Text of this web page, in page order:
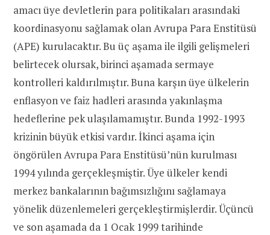
amacı üye devletlerin para politikaları arasındaki
koordinasyonu sağlamak olan Avrupa Para Enstitüsü
(APE) kurulacaktır. Bu üç aşama ile ilgili gelişmeleri
belirtecek olursak, birinci aşamada sermaye
kontrolleri kaldırılmıştır. Buna karşın üye ülkelerin
enflasyon ve faiz hadleri arasında yakınlaşma
hedeflerine pek ulaşılamamıştır. Bunda 1992-1993
krizinin büyük etkisi vardır. İkinci aşama için
öngörülen Avrupa Para Enstitüsü’nün kurulması
1994 yılında gerçekleşmiştir. Üye ülkeler kendi
merkez bankalarının bağımsızlığını sağlamaya
yönelik düzenlemeleri gerçekleştirmişlerdir. Üçüncü
ve son aşamada da 1 Ocak 1999 tarihinde